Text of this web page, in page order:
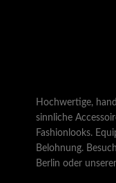
Hochwertige,
sinnliche
Fashionlooks.
Belohnung.
Berlin oder